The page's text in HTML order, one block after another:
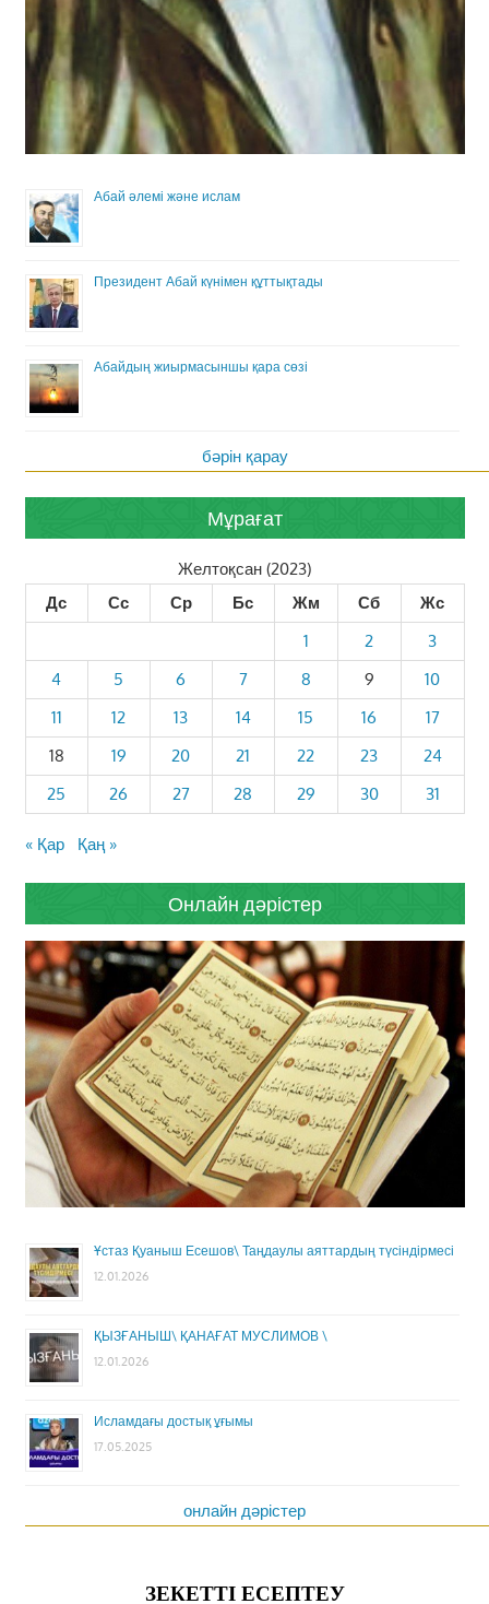
Абай әлемі және ислам
Президент Абай күнімен құттықтады
Абайдың жиырмасыншы қара сөзі
бәрін қарау
Мұрағат
Желтоқсан (2023)
Дс
Сс Ср Бс Жм Сб
Жс
1
2
3
4
5 6 7 8 9
10
11
12 13 14 15 16
17
18
19 20 21 22 23
24
25
26 27 28 29 30 31
« Қар Қаң »
Онлайн дәрістер
Ұстаз Қуаныш Есешов\ Таңдаулы аяттардың түсіндірмесі
12.01.2026
ҚЫЗҒАНЫШ\ ҚАНАҒАТ МУСЛИМОВ \
12.01.2026
Исламдағы достық ұғымы
17.05.2025
онлайн дәрістер